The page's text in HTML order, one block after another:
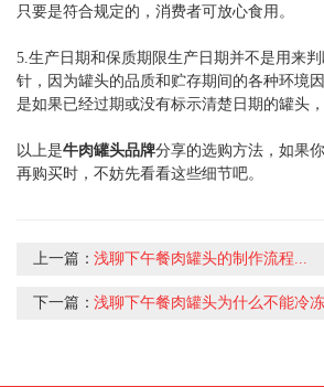
只要是符合规定的，消费者可放心食用。
5.生产日期和保质期限生产日期并不是用来
针，因为罐头的品质和贮存期间的各种环境
是如果已经过期或没有标示清楚日期的罐头，
以上是牛肉罐头品牌分享的选购方法，如果
再购买时，不妨先看看这些细节吧。
上一篇：浅聊下午餐肉罐头的制作流程...
下一篇：浅聊下午餐肉罐头为什么不能冷